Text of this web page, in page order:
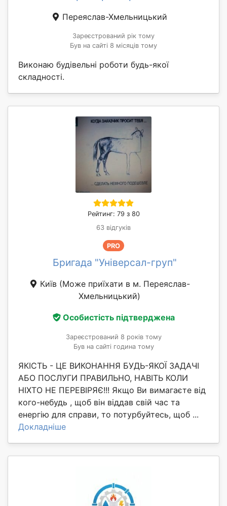
Переяслав-Хмельницький
Зареєстрований рік тому
Був на сайті 8 місяців тому
Виконаю будівельні роботи будь-якої
складності.
Рейтинг: 79 з 80
63 відгуків
PRO
Бригада "Універсал-груп"
Київ (Може приїхати в м. Переяслав-
Хмельницький)
Особистість підтверджена
Зареєстрований 8 років тому
Був на сайті година тому
ЯКІСТЬ - ЦЕ ВИКОНАННЯ БУДЬ-ЯКОЇ ЗАДАЧІ
АБО ПОСЛУГИ ПРАВИЛЬНО, НАВІТЬ КОЛИ
НІХТО НЕ ПЕРЕВІРЯЄ!!! Якщо Ви вимагаєте від
кого-небудь , щоб він віддав свій час та
енергію для справи, то потурбуйтесь, щоб ...
Докладніше